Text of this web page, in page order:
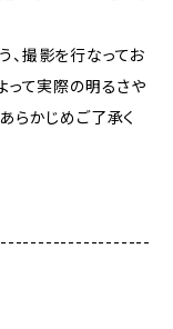
撮影を行なってお
って実際の明るさや
らかじめご了承く